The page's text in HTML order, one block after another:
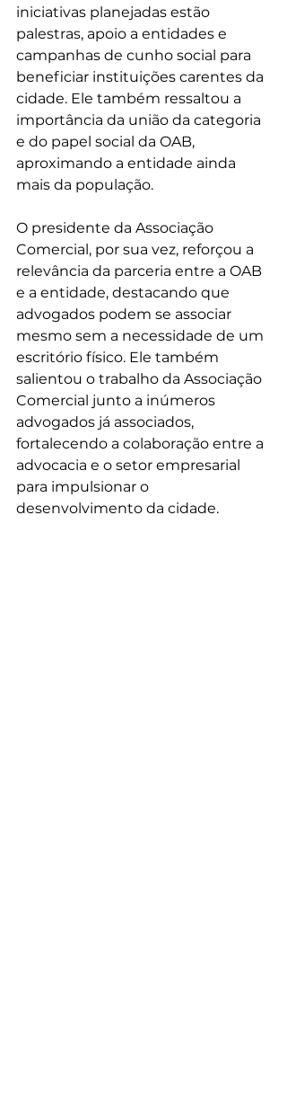
iniciativas planejadas estão
palestras, apoio a entidades e
campanhas de cunho social para
beneficiar instituições carentes da
cidade. Ele também ressaltou a
importância da união da categoria
e do papel social da OAB,
aproximando a entidade ainda
mais da população.
O presidente da Associação
Comercial, por sua vez, reforçou a
relevância da parceria entre a OAB
e a entidade, destacando que
advogados podem se associar
mesmo sem a necessidade de um
escritório físico. Ele também
salientou o trabalho da Associação
Comercial junto a inúmeros
advogados já associados,
fortalecendo a colaboração entre a
advocacia e o setor empresarial
para impulsionar o
desenvolvimento da cidade.